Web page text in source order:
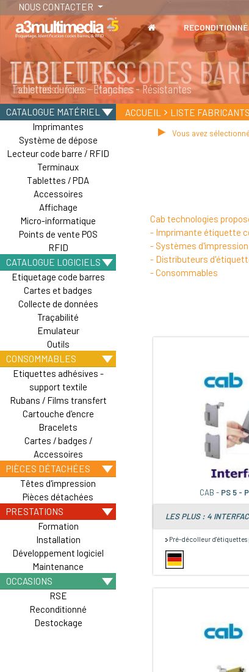
NOUS CONTACTER
RECONDITIONNÉ
LECTEURS CODES
Industriels - Fixes - Magasins
CATALOGUE MATÉRIEL
Imprimantes
Système de dépose
Lecteur code barre / RFID
Terminaux
Tablettes / PDA
Accessoires
Affichage
Micro-informatique
Points de vente POS
RFID
CATALOGUE LOGICIELS
Etiquetage code barres
Cartes et badges
Collecte de données
Traçabilité
Emulateur
Outils
CONSOMMABLES
Etiquettes adhésives -
support textile
Rubans / Films transfert
Cartouche d'encre
Bracelets
Cartes / badges /
Accessoires
PIÈCES DÉTACHÉES
Têtes d'impression
Pièces détachées
PRESTATIONS
Formation
Installation
Développement logiciel
Maintenance
OCCASIONS
RSE
Reconditionné
Destockage
ACCUEIL LISTE FABRICANTS
Vous avez
Cab technologies
- Imprimante étiquette
- Systèmes
- Distributeurs
- Consommables
CAB - PS 5 -
LES PLUS : 4
Pré-décolleur d'étiquettes